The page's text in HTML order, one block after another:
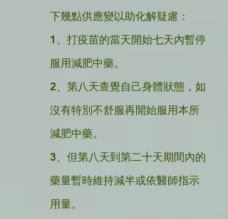
下幾點供應變以助化解疑慮：
1、打疫苗的當天開始七天內暫停
服用減肥中藥。
2、第八天查覺自己身體狀態，如
沒有特別不舒服再開始服用本所
減肥中藥。
3、但第八天到第二十天期間內的
藥量暫時維持減半或依醫師指示
用量。